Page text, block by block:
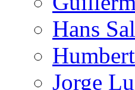
Hans
Jorge